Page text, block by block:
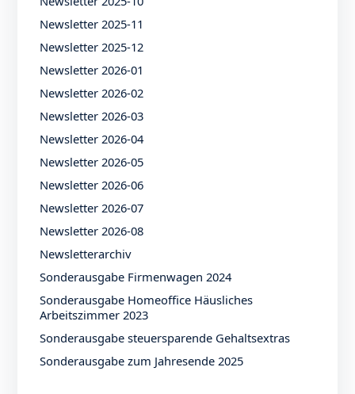
Newsletter 2025-11
Newsletter 2025-12
Newsletter 2026-01
Newsletter 2026-02
Newsletter 2026-03
Newsletter 2026-04
Newsletter 2026-05
Newsletter 2026-06
Newsletter 2026-07
Newsletter 2026-08
Newsletterarchiv
Sonderausgabe Firmenwagen 2024
Sonderausgabe Homeoffice Häusliches
Arbeitszimmer 2023
Sonderausgabe steuersparende Gehaltsextras
Sonderausgabe zum Jahresende 2025